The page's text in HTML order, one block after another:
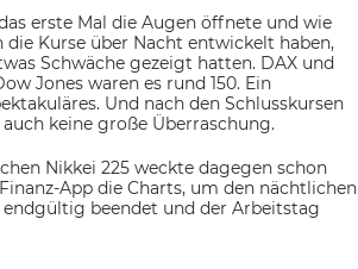
erste Mal die Augen öffnete und wie
Kurse über Nacht entwickelt haben,
Schwäche gezeigt hatten. DAX und
Jones waren es rund 150. Ein
Und nach den Schlusskursen
keine große Überraschung.
Nikkei 225 weckte dagegen schon
App die Charts, um den nächtlichen
beendet und der Arbeitstag